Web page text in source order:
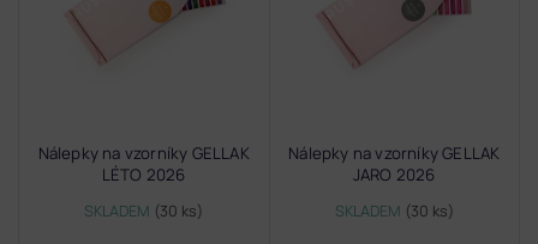
Nálepky na vzorníky GELLAK
LÉTO 2026
SKLADEM (30 ks)
Nálepky na vzorníky GELLAK
JARO 2026
SKLADEM (30 ks)